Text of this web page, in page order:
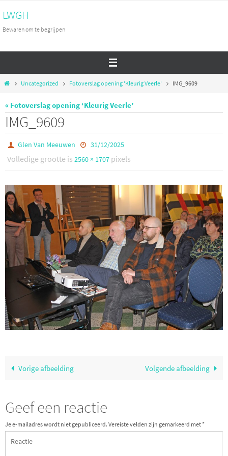
naar
de
LWGH
Bewaren om te begrijpen
HomeUncategorized Fotoverslag opening 'Kleurig Veerle' IMG_9609
« Fotoverslag opening ‘Kleurig Veerle’
IMG_9609
Glen Van Meeuwen 31/12/2025
Volledige grootte is 2560 × 1707 pixels
Vorige afbeelding Volgende afbeelding
Geef een reactie
Je e-mailadres wordt niet gepubliceerd. Vereiste velden zijn gemarkeerd met *